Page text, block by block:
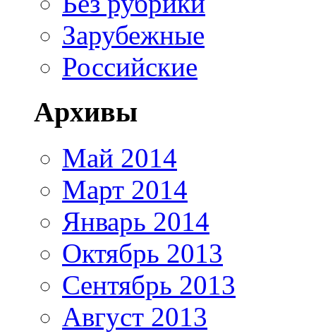
Зарубежные
Российские
Архивы
Май 2014
Март 2014
Январь 2014
Октябрь 2013
Сентябрь 2013
Август 2013